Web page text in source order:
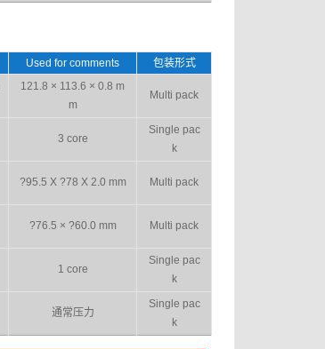
Used for comments
包装形式
121.8 × 113.6 × 0.8 m
m
Multi pack
3 core
Single pac
k
?95.5 X ?78 X 2.0 mm Multi pack
?76.5 × ?60.0 mm Multi pack
1 core
Single pac
k
通常压力
Single pac
k